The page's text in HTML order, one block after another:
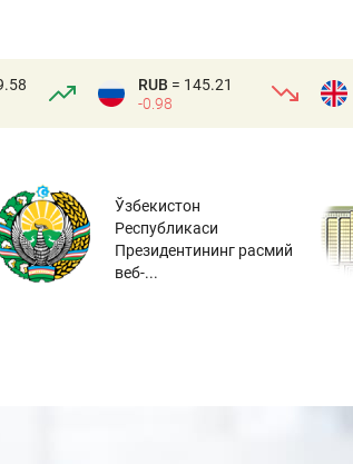
RUB = 145.21
-0.98
Ўзбекистон
Республикаси
Президентининг расмий
веб-...